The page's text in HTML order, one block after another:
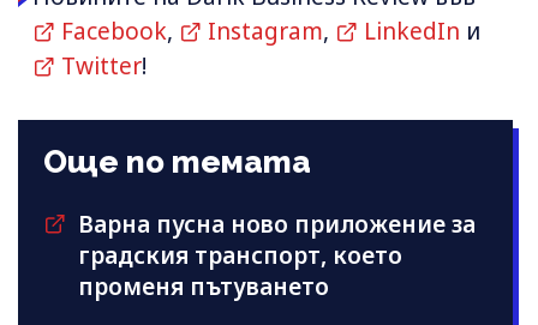
Facebook, Instagram, LinkedIn и
Twitter!
Още по темата
Варна пусна ново приложение за
градския транспорт, което
променя пътуването